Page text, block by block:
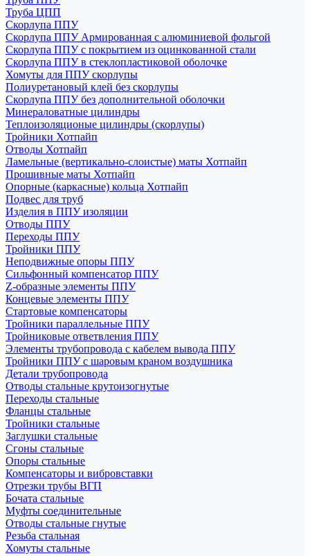
Труба ЦПП
Скорлупа ППУ
Скорлупа ППУ Армированная с алюминиевой фольгой
Скорлупа ППУ с покрытием из оцинкованной стали
Скорлупа ППУ в стеклопластиковой оболочке
Хомуты для ППУ скорлупы
Полиуретановый клей без скорлупы
Скорлупа ППУ без дополнительной оболочки
Минераловатные цилиндры
Теплоизоляционые цилиндры (скорлупы)
Тройники Хотпайп
Отводы Хотпайп
Ламельные (вертикально-слоистые) маты Хотпайп
Прошивные маты Хотпайп
Опорные (каркасные) кольца Хотпайп
Подвес для труб
Изделия в ППУ изоляции
Отводы ППУ
Переходы ППУ
Тройники ППУ
Неподвижные опоры ППУ
Cильфонный компенсатор ППУ
Z-образные элементы ППУ
Концевые элементы ППУ
Стартовые компенсаторы
Тройники параллельные ППУ
Тройниковые ответвления ППУ
Элементы трубопровода с кабелем вывода ППУ
Тройники ППУ с шаровым краном воздушника
Детали трубопровода
Отводы стальные крутоизогнутые
Переходы стальные
Фланцы стальные
Тройники стальные
Заглушки стальные
Сгоны стальные
Опоры стальные
Компенсаторы и вибровставки
Отрезки трубы ВГП
Бочата стальные
Муфты соединительные
Отводы стальные гнутые
Резьба стальная
Хомуты стальные